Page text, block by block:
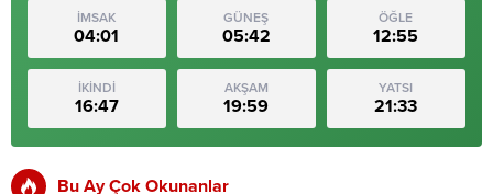
İMSAK
04:01
GÜNEŞ
05:42
ÖĞLE
12:55
İKİNDİ
16:47
AKŞAM
19:59
YATSI
21:33
Bu Ay Çok Okunanlar